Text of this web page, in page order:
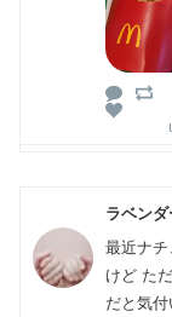
ラベン
最近ナ
けど た
だと気